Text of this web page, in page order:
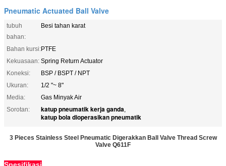
Pneumatic Actuated Ball Valve
tubuh
bahan:
Besi tahan karat
Bahan kursi:PTFE
Kekuasaan: Spring Return Actuator
Koneksi:
BSP / BSPT / NPT
Ukuran:
1/2 "~ 8"
Media:
Gas Minyak Air
Sorotan:
katup pneumatik kerja ganda,
katup bola dioperasikan pneumatik
3 Pieces Stainless Steel Pneumatic Digerakkan Ball Valve Thread Screw
Valve Q611F